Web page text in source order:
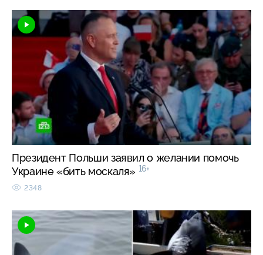
Президент Польши заявил о желании помочь
Украине «бить москаля» 16+
2348